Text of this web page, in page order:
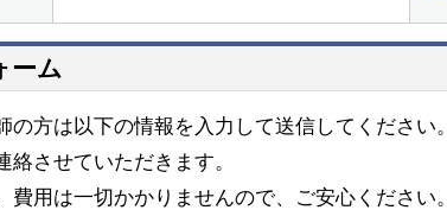
ーム
の方は以下の情報を入力して送信してください。
絡させていただきます。
費用は一切かかりませんので、ご安心ください。